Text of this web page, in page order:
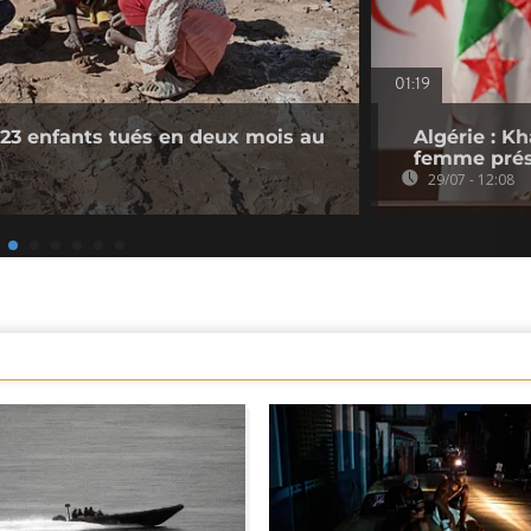
enfants tués en deux mois au
01:19
Algérie :
femme
29/07 - 12:08